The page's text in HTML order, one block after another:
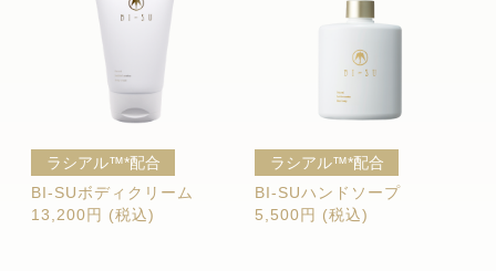
ラシアル™*配合
BI-SUボディクリーム
13,200円 (税込)
ラシアル™*配合
BI-SUハンドソープ
5,500円 (税込)